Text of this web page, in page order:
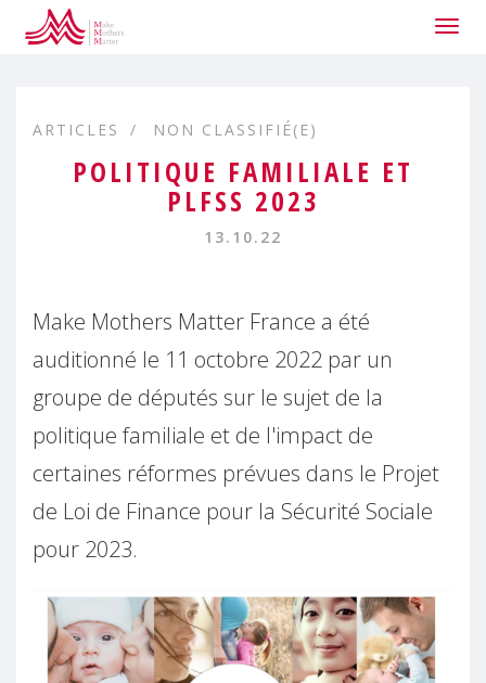
ARTICLES NON CLASSIFIÉ(E)
POLITIQUE FAMILIALE ET
PLFSS 2023
13.10.22
Make Mothers Matter France a été
auditionné le 11 octobre 2022 par un
groupe de députés sur le sujet de la
politique familiale et de l'impact de
certaines réformes prévues dans le Projet
de Loi de Finance pour la Sécurité Sociale
pour 2023.